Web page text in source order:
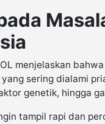
menjelaskan
sering dialami
genetik, hingga
tampil rapi dan